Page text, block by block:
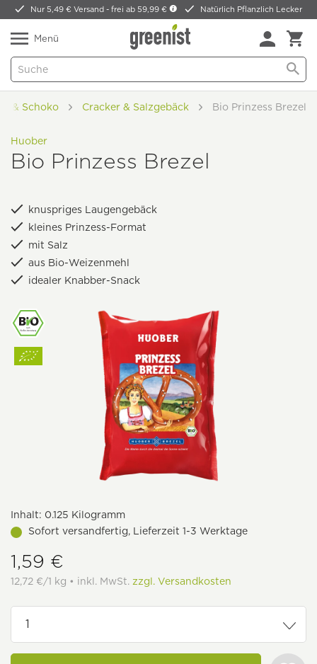
Nur 5,49 € Versand -frei ab 59,99 € Natürlich Pflanzlich Lecker
Menü
& Schoko Cracker & Salzgebäck Bio Prinzess Brezel
Huober
Bio Prinzess Brezel
knuspriges Laugengebäck
kleines Prinzess-Format
mit Salz
aus Bio-Weizenmehl
idealer Knabber-Snack
Inhalt: 0.125 Kilogramm
Sofort versandfertig, Lieferzeit 1-3 Werktage
1,59 €
12,72 €/1 kg • inkl. MwSt. zzgl. Versandkosten